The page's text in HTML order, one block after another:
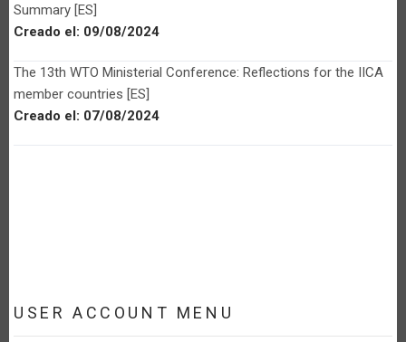
Summary [ES]
Creado el: 09/08/2024
The 13th WTO Ministerial Conference: Reflections for the IICA
member countries [ES]
Creado el: 07/08/2024
USER ACCOUNT MENU